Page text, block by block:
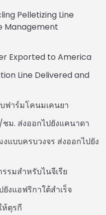
Pelletizing Line
Management
Exported to America
Line Delivered and
ฟาร์มโคนมเคนยา
ม. ส่งออกไปยังแคนาดา
แบบครบวงจร ส่งออกไปยัง
รมสำหรับไนจีเรีย
งแอฟริกาใต้สำเร็จ
ห้ตุรกี